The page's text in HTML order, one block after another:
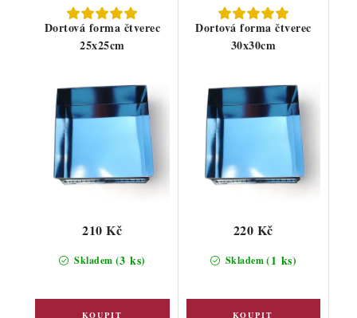
Dortová forma čtverec
25x25cm
Skladem (3 ks)
210 Kč
Dortová forma čtverec
30x30cm
Skladem(1 ks)
220 Kč